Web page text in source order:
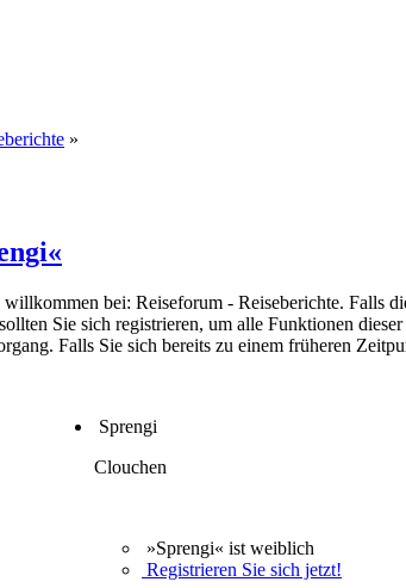
»
bei: Reiseforum - Reiseberichte. Falls
Sie sich registrieren, um alle Funktionen
Falls Sie sich bereits zu einem früheren
Sprengi
Clouchen
»Sprengi« ist weiblich
Registrieren Sie sich jetzt!